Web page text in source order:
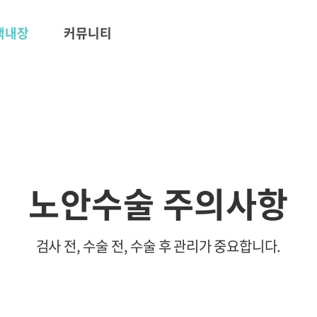
내장 커뮤니티
노안수술 주의사항
검사 전, 수술 전, 수술 후 관리가 중요합니다.